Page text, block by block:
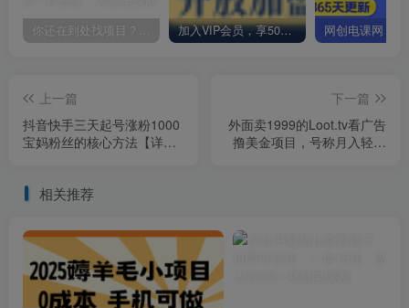
你还在到处找项目？还在当韭菜？我却靠卖项目一个月赚5万，曾经我也和你一样懵懂。 加入VIP会员，享50%的推广提成，免费学习多种网上创业课程，菜鸟秒变大神！
上一篇
抖音快手三天起号涨粉1000
宝妈粉丝的核心方法【详细
下一篇
外面卖1999的Loot.tv看广告
撸美金项目，号称月入轻松
相关推荐